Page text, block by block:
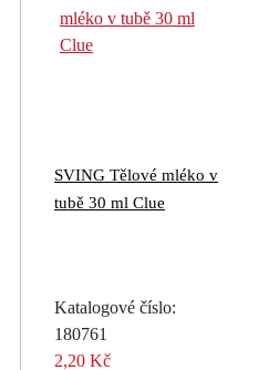
SVING Tělové mléko v
tubě 30 ml Clue
Katalogové číslo:
180761
2,20 Kč